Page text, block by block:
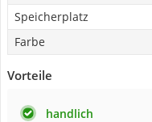
Speicherplatz
Farbe
Vorteile
handlich